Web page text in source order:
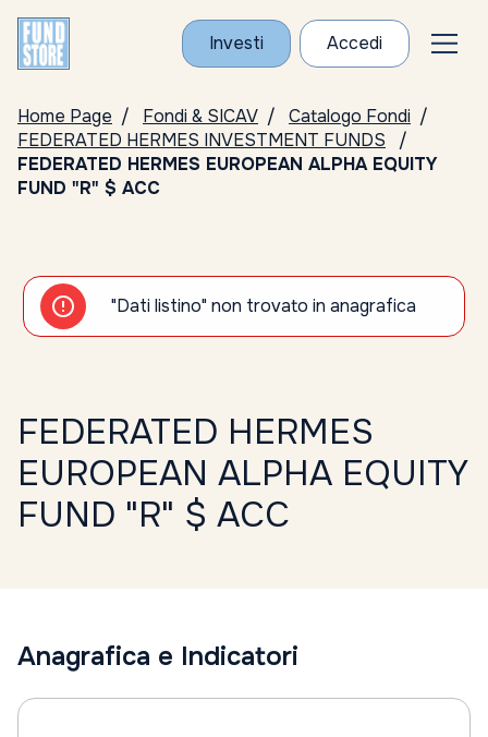
Investi Accedi
Home Page Fondi & SICAV
Catalogo Fondi
FEDERATED HERMES INVESTMENT FUNDS
FEDERATED HERMES EUROPEAN ALPHA EQUITY
FUND "R" $ ACC
"Dati listino" non trovato in anagrafica
FEDERATED HERMES
EUROPEAN ALPHA EQUITY
FUND "R" $ ACC
Anagrafica e Indicatori